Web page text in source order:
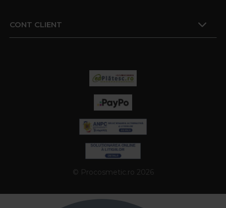
CONT CLIENT
© Procosmetic.ro 2026